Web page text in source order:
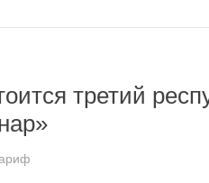
третий